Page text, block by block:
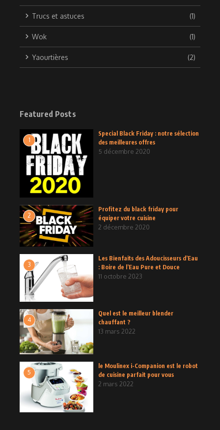
Trucs et astuces (1)
Wok (1)
Yaourtières (2)
Featured Posts
1
Special Black Friday : notre sélection
des meilleures offres
5 décembre 2020
2
Profitez du black friday pour
équiper votre cuisine
2 décembre 2020
3
Les Bienfaits des Adoucisseurs d’Eau
: Boire de l’Eau Pure et Douce
11 octobre 2023
4
Quel est le meilleur blender
chauffant ?
13 mars 2022
5
le Moulinex i-Companion est le robot
de cuisine parfait pour vous
2 mars 2022